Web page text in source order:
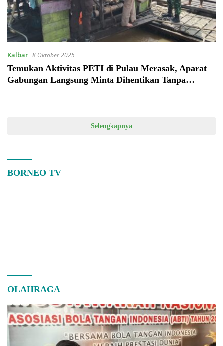
Kalbar 8 Oktober 2025
Temukan Aktivitas PETI di Pulau Merasak, Aparat
Gabungan Langsung Minta Dihentikan Tanpa
Selengkapnya
BORNEO TV
OLAHRAGA